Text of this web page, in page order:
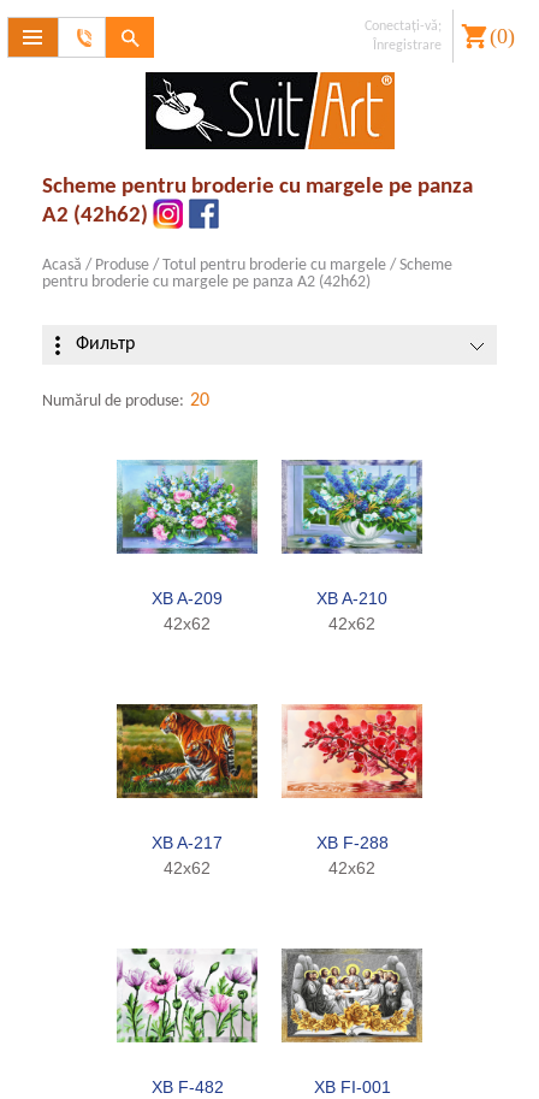
Contactaţi-
Conectaţi-vă;
Înregistrare
(0)
Scheme pentru broderie cu margele pe panza
A2 (42h62)
Acasă / Produse / Totul pentru broderie cu margele / Scheme
pentru broderie cu margele pe panza A2 (42h62)
Фильтр
Numărul de produse: 20
XB A-209
42x62
XB A-210
42x62
XB A-217
42x62
XB F-288
42x62
XB F-482
XB FI-001